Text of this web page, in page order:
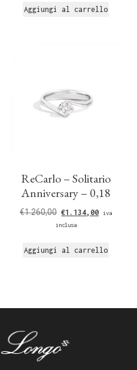
Aggiungi al carrello
ReCarlo – Solitario
Anniversary – 0,18
€1.260,00 €1.134,00
iva
inclusa
Aggiungi al carrello